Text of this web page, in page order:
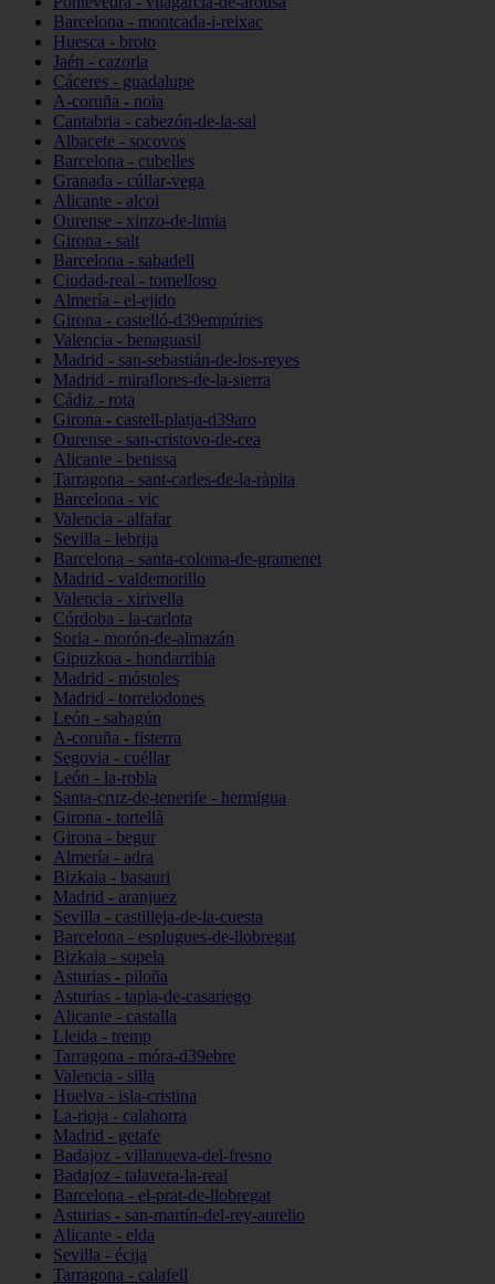
Barcelona - montcada-i-reixac
Huesca - broto
Jaén - cazorla
Cáceres - guadalupe
A-coruña - noia
Cantabria - cabezón-de-la-sal
Albacete - socovos
Barcelona - cubelles
Granada - cúllar-vega
Alicante - alcoi
Ourense - xinzo-de-limia
Girona - salt
Barcelona - sabadell
Ciudad-real - tomelloso
Almería - el-ejido
Girona - castelló-d39empúries
Valencia - benaguasil
Madrid - san-sebastián-de-los-reyes
Madrid - miraflores-de-la-sierra
Cádiz - rota
Girona - castell-platja-d39aro
Ourense - san-cristovo-de-cea
Alicante - benissa
Tarragona - sant-carles-de-la-ràpita
Barcelona - vic
Valencia - alfafar
Sevilla - lebrija
Barcelona - santa-coloma-de-gramenet
Madrid - valdemorillo
Valencia - xirivella
Córdoba - la-carlota
Soria - morón-de-almazán
Gipuzkoa - hondarribia
Madrid - móstoles
Madrid - torrelodones
León - sahagún
A-coruña - fisterra
Segovia - cuéllar
León - la-robla
Santa-cruz-de-tenerife - hermigua
Girona - tortellà
Girona - begur
Almería - adra
Bizkaia - basauri
Madrid - aranjuez
Sevilla - castilleja-de-la-cuesta
Barcelona - esplugues-de-llobregat
Bizkaia - sopela
Asturias - piloña
Asturias - tapia-de-casariego
Alicante - castalla
Lleida - tremp
Tarragona - móra-d39ebre
Valencia - silla
Huelva - isla-cristina
La-rioja - calahorra
Madrid - getafe
Badajoz - villanueva-del-fresno
Badajoz - talavera-la-real
Barcelona - el-prat-de-llobregat
Asturias - san-martín-del-rey-aurelio
Alicante - elda
Sevilla - écija
Tarragona - calafell